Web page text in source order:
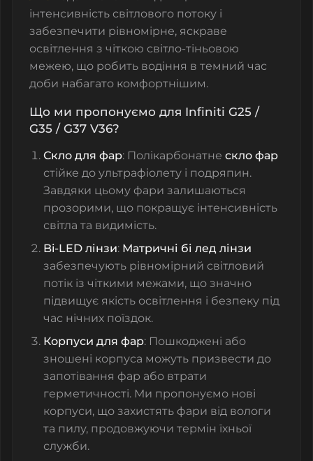
інтенсивність світлового потоку і
забезпечити рівномірне, яскраве
освітлення з чіткою світло-тіньовою
межею, що робить водіння в темний час
доби набагато комфортнішим.
Що ми пропонуємо для Infiniti G25 /
G35 / G37 V36?
Скло для фар: Полікарбонатне скло фар
стійке до ультрафіолету і подряпин.
Завдяки цьому фари залишаються
прозорими, що покращує інтенсивність
світла та видимість.
Bi-LED лінзи: Матричні бі лед лінзи
забезпечують рівномірний світловий
потік із чіткими межами, що значно
підвищує якість освітлення і безпеку під
час нічних поїздок.
Корпуси для фар: Пошкоджені або
зношені корпуса можуть призвести до
запотівання фар або втрати
герметичності. Ми пропонуємо нові
корпуси, що захистять фари від вологи
та пилу, продовжуючи термін їхньої
служби.